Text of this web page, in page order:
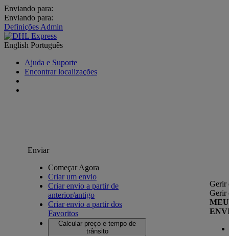
Enviando para:
Enviando para:
Definições Admin
English Português
Ajuda e Suporte
Encontrar localizações
Enviar
Começar Agora
Criar um envio
Criar envio a partir de
anterior/antigo
Criar envio a partir dos
Favoritos
Calcular preço e tempo de
trânsito
Gerir
Gerir